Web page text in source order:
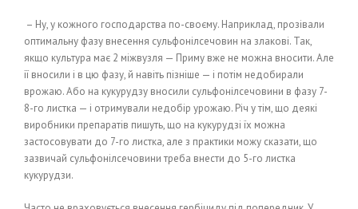
– Ну, у кожного господарства по-своєму. Наприклад, прозівали
оптимальну фазу внесення сульфонілсечовин на злакові. Так,
якщо культура має 2 міжвузля — Приму вже не можна вносити. Але
її вносили і в цю фазу, й навіть пізніше — і потім недобирали
врожаю. Або на кукурудзу вносили сульфонілсечовини в фазу 7-
8-го листка — і отримували недобір урожаю. Річ у тім, що деякі
виробники препаратів пишуть, що на кукурудзі їх можна
застосовувати до 7-го листка, але з практики можу сказати, що
зазвичай сульфонілсечовини треба внести до 5-го листка
кукурудзи.